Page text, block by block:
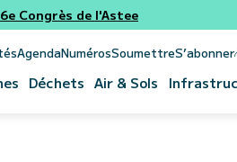
Congrès de l'Astee
AgendaNumérosSoumettreS’abonner
Déchets Air & Sols